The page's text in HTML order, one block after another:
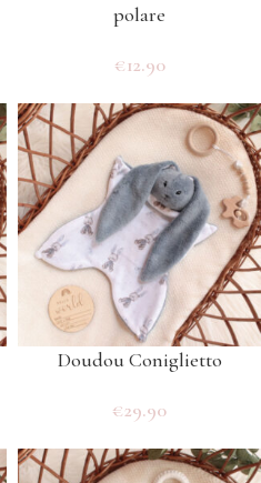
polare
€12.90
Doudou Coniglietto
€29.90